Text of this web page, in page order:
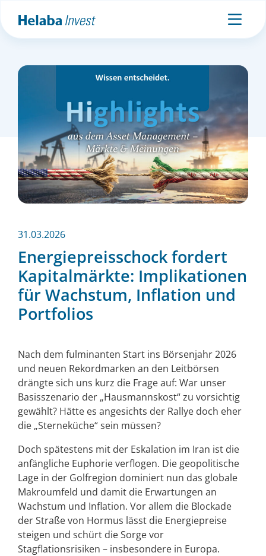
31.03.2026
Energiepreisschock fordert
Kapitalmärkte: Implikationen
für Wachstum, Inflation und
Portfolios
Nach dem fulminanten Start ins Börsenjahr 2026
und neuen Rekordmarken an den Leitbörsen
drängte sich uns kurz die Frage auf: War unser
Basisszenario der „Hausmannskost“ zu vorsichtig
gewählt? Hätte es angesichts der Rallye doch eher
die „Sterneküche“ sein müssen?
Doch spätestens mit der Eskalation im Iran ist die
anfängliche Euphorie verflogen. Die geopolitische
Lage in der Golfregion dominiert nun das globale
Makroumfeld und damit die Erwartungen an
Wachstum und Inflation. Vor allem die Blockade
der Straße von Hormus lässt die Energiepreise
steigen und schürt die Sorge vor
Stagflationsrisiken – insbesondere in Europa.